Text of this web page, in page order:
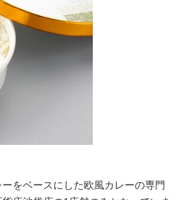
をベースにした欧風カレーの専門